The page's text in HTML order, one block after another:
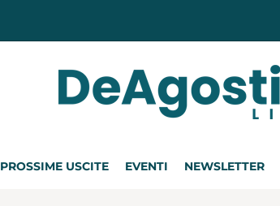
PROSSIME USCITE EVENTI NEWSLETTER